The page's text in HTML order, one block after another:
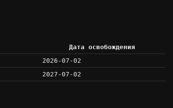
Дата освобождения
2026-07-02
2027-07-02